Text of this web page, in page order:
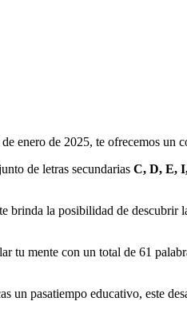
enero de 2025, te ofrecemos un
de letras secundarias C, D, E,
brinda la posibilidad de descubrir
tu mente con un total de 61
un pasatiempo educativo, este